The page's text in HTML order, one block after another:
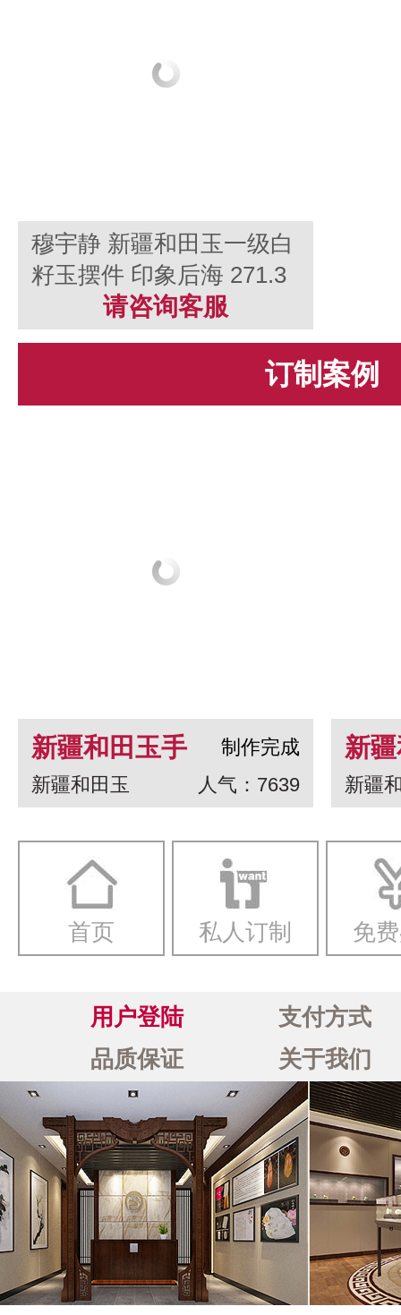
穆宇静 新疆和田玉一级白
籽玉摆件 印象后海 271.3
请咨询客服
订制案例
新疆和田玉手
串 龙生九子
制作完成
新疆和田玉
人气：7639
新
白
一
新疆
首页 私人订制 免
用户登陆
支付方式
品质保证
关于我们